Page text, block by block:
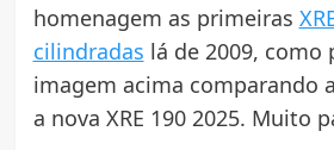
homenagem as primeiras
cilindradas lá de 2009, como
imagem acima comparando a
a nova XRE 190 2025. Muito